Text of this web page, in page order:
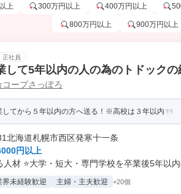
上 300万円以上 400万円以上
800万円以上 900万円以上
正社員
して5年以内の人の為のトドックの
ープさっぽろ
してから５年以内の方へ送る！※高校は３年以内
北海道札幌市西区発寒十一条
円以上
材 ⭐大学・短大・専門学校を卒業後5年以内
界未経験歓迎 主婦・主夫歓迎 +20個